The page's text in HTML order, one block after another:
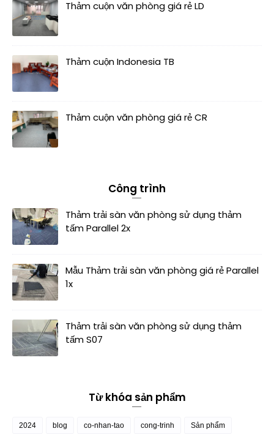
Thảm cuộn văn phòng giá rẻ LD
Thảm cuộn Indonesia TB
Thảm cuộn văn phòng giá rẻ CR
Công trình
Thảm trải sàn văn phòng sử dụng thảm
tấm Parallel 2x
Mẫu Thảm trải sàn văn phòng giá rẻ Parallel
1x
Thảm trải sàn văn phòng sử dụng thảm
tấm S07
Từ khóa sản phẩm
2024 blog co-nhan-tao cong-trinh Sản phẩm